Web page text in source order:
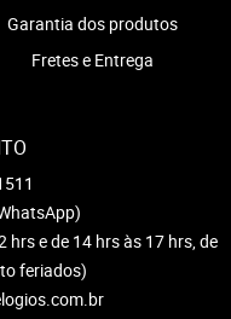
Garantia dos produtos
Fretes e Entrega
e de 14 hrs às 17 hrs, de
feriados)